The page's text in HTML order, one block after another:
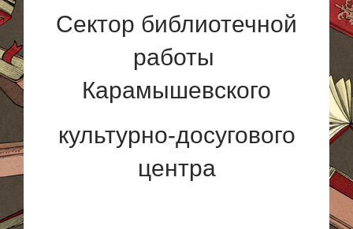
Сектор библиотечной
работы
Карамышевского
культурно-досугового
центра